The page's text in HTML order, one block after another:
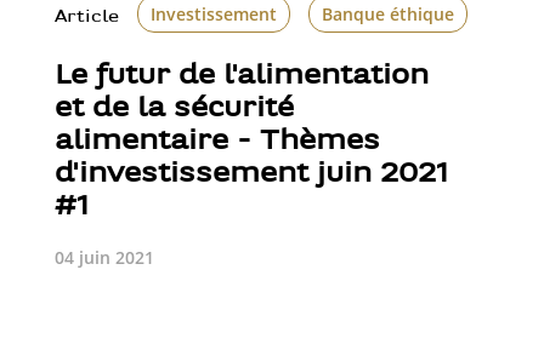
Article Investissement Banque éthique
Le futur de l'alimentation
et de la sécurité
alimentaire - Thèmes
d'investissement juin 2021
#1
04 juin 2021